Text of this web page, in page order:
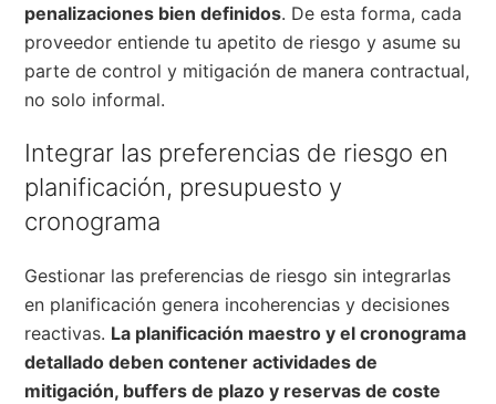
penalizaciones bien definidos. De esta forma, cada
proveedor entiende tu apetito de riesgo y asume su
parte de control y mitigación de manera contractual,
no solo informal.
Integrar las preferencias de riesgo en
planificación, presupuesto y
cronograma
Gestionar las preferencias de riesgo sin integrarlas
en planificación genera incoherencias y decisiones
reactivas. La planificación maestro y el cronograma
detallado deben contener actividades de
mitigación, buffers de plazo y reservas de coste